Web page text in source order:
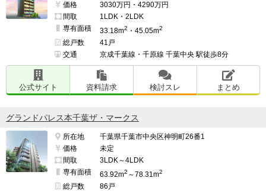
価格
3030万円・4290万円
間取
1LDK・2LDK
専有面積
33.18m2 ・45.05m2
総戸数
41戸
交通
京成千葉線・千原線 千葉中央 駅徒歩8分
公式サイト 資料請求 検討スレ まとめ
グランドパレス本千葉ザ・マークス
所在地
千葉県千葉市中央区神明町26番1
価格
未定
間取
3LDK～4LDK
専有面積
63.92m2 ～78.31m2
総戸数
86戸